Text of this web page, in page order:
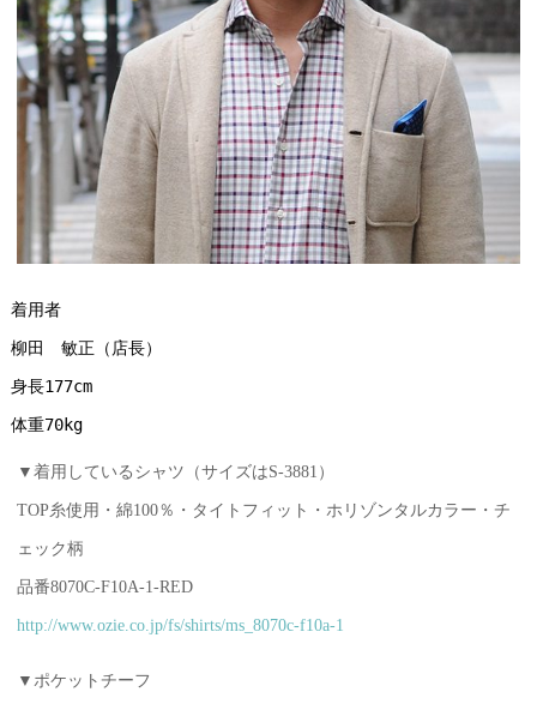
着用者
柳田　敏正（店長）
身長177cm
体重70kg
▼着用しているシャツ（サイズはS-3881）
TOP糸使用・綿100％・タイトフィット・ホリゾンタルカラー・チ
ェック柄
品番8070C-F10A-1-RED
http://www.ozie.co.jp/fs/shirts/ms_8070c-f10a-1
▼ポケットチーフ